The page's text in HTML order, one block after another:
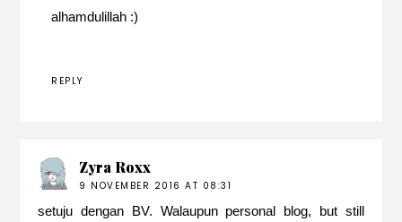
alhamdulillah :)
REPLY
Zyra Roxx
9 NOVEMBER 2016 AT 08:31
setuju dengan BV. Walaupun personal blog, but still